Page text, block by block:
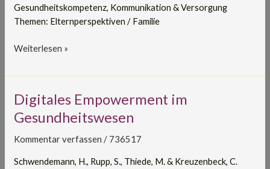
Gesundheitskompetenz, Kommunikation & Versorgung
Themen: Elternperspektiven / Familie
Weiterlesen »
Digitales Empowerment im
Gesundheitswesen
Kommentar verfassen / 736517
Schwendemann, H., Rupp, S., Thiede, M. & Kreuzenbeck, C.
Digitales
Empowerment
im
Gesundheitswesen